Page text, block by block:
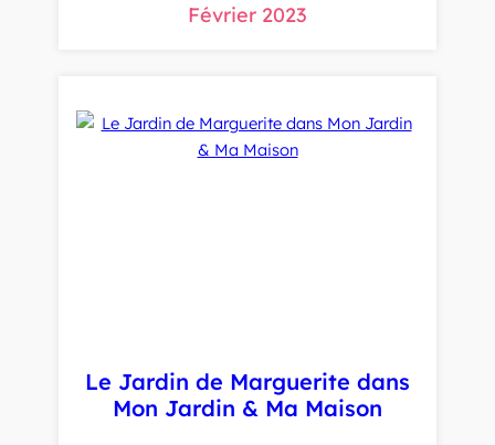
Février 2023
Le Jardin de Marguerite dans
Mon Jardin & Ma Maison